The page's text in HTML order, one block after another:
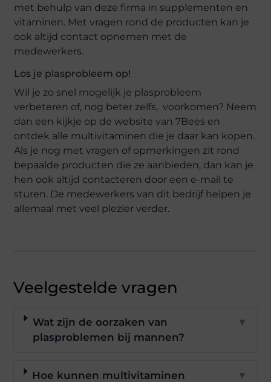
met behulp van deze firma in supplementen en
vitaminen. Met vragen rond de producten kan je
ook altijd contact opnemen met de
medewerkers.
Los je plasprobleem op!
Wil je zo snel mogelijk je plasprobleem
verbeteren of, nog beter zelfs, voorkomen? Neem
dan een kijkje op de website van 7Bees en
ontdek alle multivitaminen die je daar kan kopen.
Als je nog met vragen of opmerkingen zit rond
bepaalde producten die ze aanbieden, dan kan je
hen ook altijd contacteren door een e-mail te
sturen. De medewerkers van dit bedrijf helpen je
allemaal met veel plezier verder.
Veelgestelde vragen
Wat zijn de oorzaken van
plasproblemen bij mannen?
▼
Hoe kunnen multivitaminen
▼